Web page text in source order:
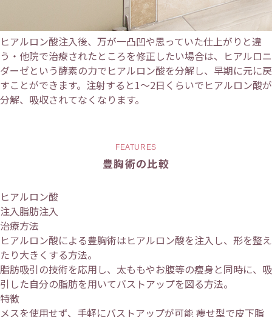
ヒアルロン酸注入後、万が一凸凹や思っていた仕上がりと違
う・他院で治療されたところを修正したい場合は、ヒアルロニ
ダーゼという酵素の力でヒアルロン酸を分解し、早期に元に戻
すことができます。注射すると1～2日くらいでヒアルロン酸が
分解、吸収されてなくなります。
FEATURES
豊胸術の比較
ヒアルロン酸
注入脂肪注入
治療方法
ヒアルロン酸による豊胸術はヒアルロン酸を注入し、形を整え
たり大きくする方法。
脂肪吸引の技術を応用し、太ももやお腹等の痩身と同時に、吸
引した自分の脂肪を用いてバストアップを図る方法。
特徴
メスを使用せず、手軽にバストアップが可能 痩せ型で皮下脂